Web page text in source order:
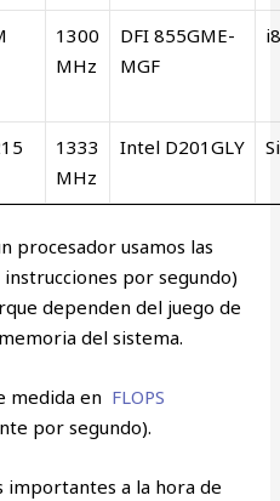
1300
MHz
DFI 855GME-
MGF
1333
MHz
Intel D201GLY
procesador usamos las
por segundo)
dependen del juego de
del sistema.
medida en FLOPS
por segundo).
importantes a la hora de